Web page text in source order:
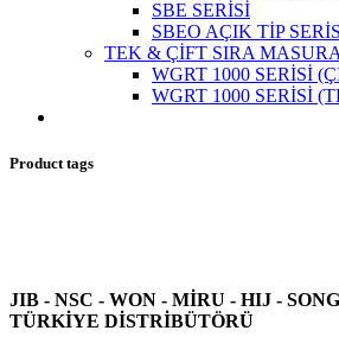
SBE SERİSİ
SBEO AÇIK TİP
TEK & ÇİFT SIRA
WGRT 1000 SERİSİ
WGRT 1000 SERİSİ
Product tags
JIB - NSC - WON - MİRU - HIJ - SONG
TÜRKİYE DİSTRİBÜTÖRÜ